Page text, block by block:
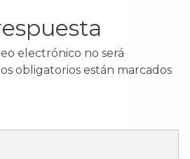
electrónico no será
obligatorios están marcados